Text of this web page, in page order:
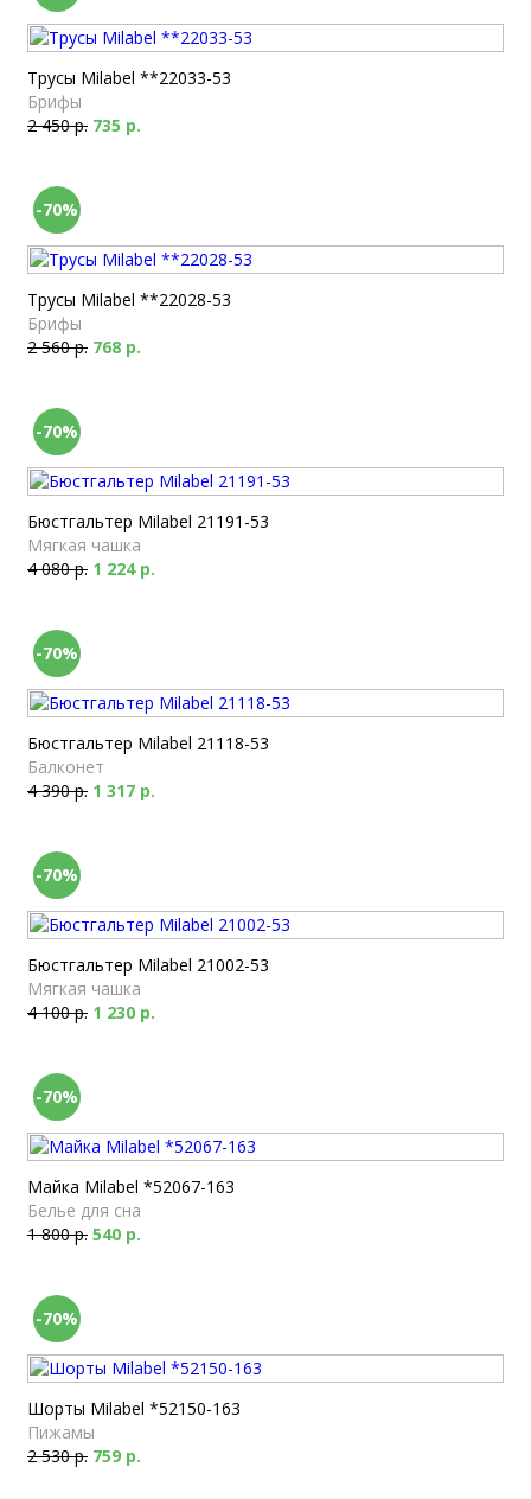
Трусы Milabel **22033-53
Брифы
2 450 р. 735 р.
-70%
Трусы Milabel **22028-53
Брифы
2 560 р. 768 р.
-70%
Бюстгальтер Milabel 21191-53
Мягкая чашка
4 080 р. 1 224 р.
-70%
Бюстгальтер Milabel 21118-53
Балконет
4 390 р. 1 317 р.
-70%
Бюстгальтер Milabel 21002-53
Мягкая чашка
4 100 р. 1 230 р.
-70%
Майка Milabel *52067-163
Белье для сна
1 800 р. 540 р.
-70%
Шорты Milabel *52150-163
Пижамы
2 530 р. 759 р.